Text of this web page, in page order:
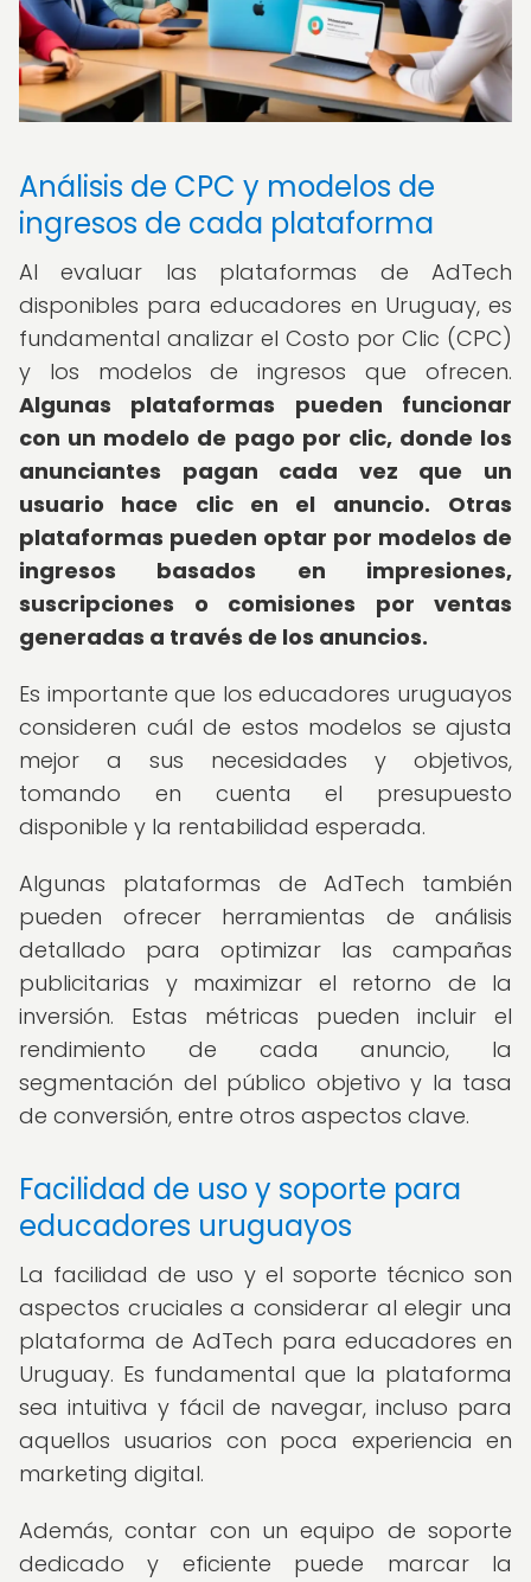
Análisis de CPC y modelos de
ingresos de cada plataforma
Al evaluar las plataformas de AdTech
disponibles para educadores en Uruguay, es
fundamental analizar el Costo por Clic (CPC)
y los modelos de ingresos que ofrecen.
Algunas plataformas pueden funcionar
con un modelo de pago por clic, donde los
anunciantes pagan cada vez que un
usuario hace clic en el anuncio.
Otras
plataformas pueden optar por modelos de
ingresos basados en impresiones,
suscripciones o comisiones por ventas
generadas a través de los anuncios.
Es importante que los educadores uruguayos
consideren cuál de estos modelos se ajusta
mejor a sus necesidades y objetivos,
tomando en cuenta el presupuesto
disponible y la rentabilidad esperada.
Algunas plataformas de AdTech también
pueden ofrecer herramientas de análisis
detallado para optimizar las campañas
publicitarias y maximizar el retorno de la
inversión. Estas métricas pueden incluir el
rendimiento de cada anuncio, la
segmentación del público objetivo y la tasa
de conversión, entre otros aspectos clave.
Facilidad de uso y soporte para
educadores uruguayos
La facilidad de uso y el soporte técnico son
aspectos cruciales a considerar al elegir una
plataforma de AdTech para educadores en
Uruguay. Es fundamental que la plataforma
sea intuitiva y fácil de navegar, incluso para
aquellos usuarios con poca experiencia en
marketing digital.
Además, contar con un equipo de soporte
dedicado y eficiente puede marcar la